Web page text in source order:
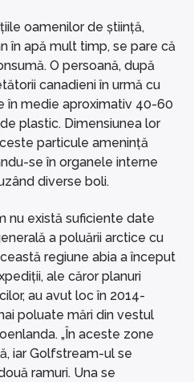
oamenilor de știință,
în apă mult timp, se pare că
O persoană, după
canadieni în urmă cu
în medie aproximativ 40-60
plastic. Dimensiunea lor
particule amenință
se în organele interne
diverse boli.
nu există suficiente date
a poluării arctice cu
regiune abia a început
ale căror planuri
au avut loc în 2014-
poluate mări din vestul
„În aceste zone
iar Golfstream-ul se
ramuri. Una se